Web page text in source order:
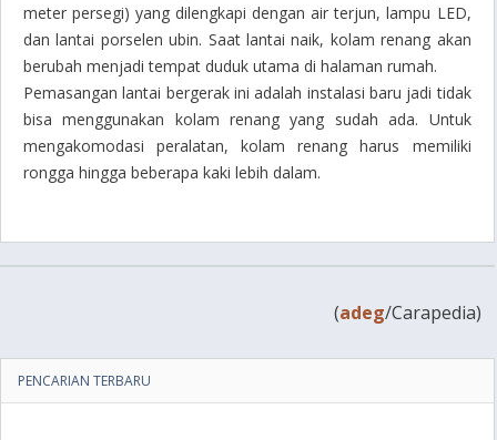
meter persegi) yang dilengkapi dengan air terjun, lampu LED,
dan lantai porselen ubin. Saat lantai naik, kolam renang akan
berubah menjadi tempat duduk utama di halaman rumah.
Pemasangan lantai bergerak ini adalah instalasi baru jadi tidak
bisa menggunakan kolam renang yang sudah ada. Untuk
mengakomodasi peralatan, kolam renang harus memiliki
rongga hingga beberapa kaki lebih dalam.
(adeg/Carapedia)
PENCARIAN TERBARU